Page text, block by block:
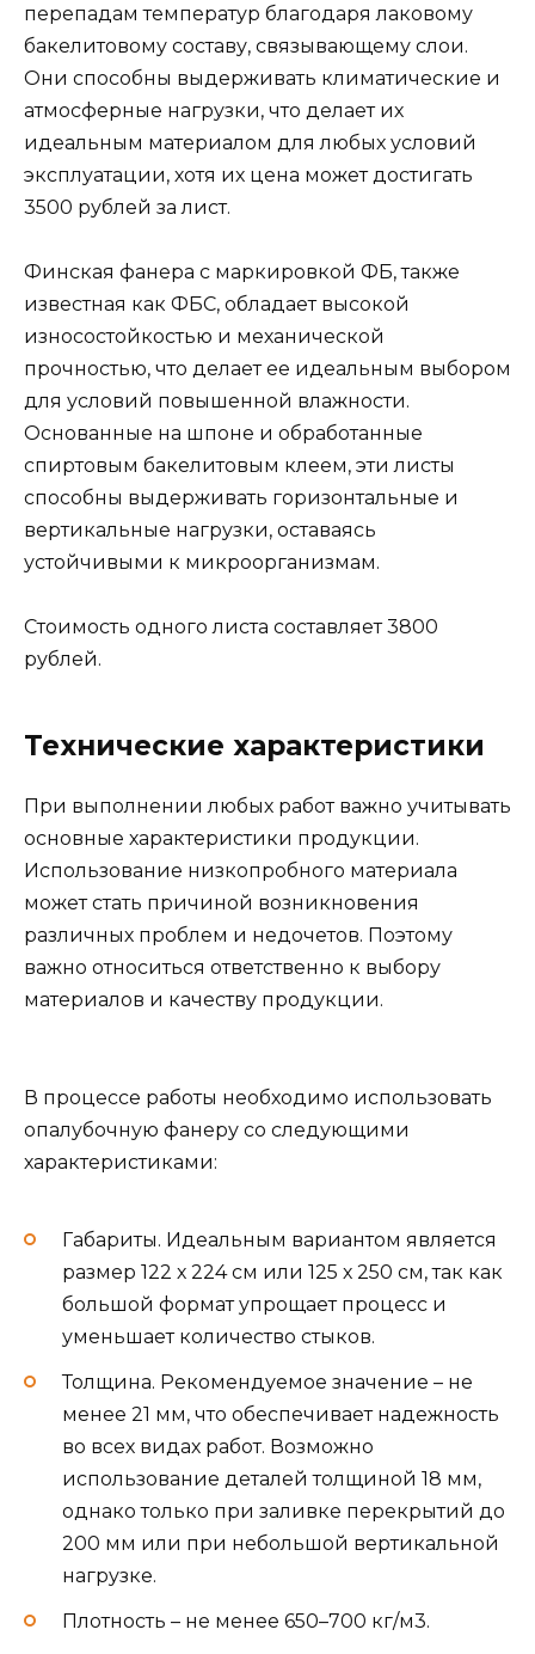
перепадам температур благодаря лаковому
бакелитовому составу, связывающему слои.
Они способны выдерживать климатические и
атмосферные нагрузки, что делает их
идеальным материалом для любых условий
эксплуатации, хотя их цена может достигать
3500 рублей за лист.
Финская фанера с маркировкой ФБ, также
известная как ФБС, обладает высокой
износостойкостью и механической
прочностью, что делает ее идеальным выбором
для условий повышенной влажности.
Основанные на шпоне и обработанные
спиртовым бакелитовым клеем, эти листы
способны выдерживать горизонтальные и
вертикальные нагрузки, оставаясь
устойчивыми к микроорганизмам.
Стоимость одного листа составляет 3800
рублей.
Технические характеристики
При выполнении любых работ важно учитывать
основные характеристики продукции.
Использование низкопробного материала
может стать причиной возникновения
различных проблем и недочетов. Поэтому
важно относиться ответственно к выбору
материалов и качеству продукции.
В процессе работы необходимо использовать
опалубочную фанеру со следующими
характеристиками:
Габариты. Идеальным вариантом является
размер 122 х 224 см или 125 х 250 см, так как
большой формат упрощает процесс и
уменьшает количество стыков.
Толщина. Рекомендуемое значение – не
менее 21 мм, что обеспечивает надежность
во всех видах работ. Возможно
использование деталей толщиной 18 мм,
однако только при заливке перекрытий до
200 мм или при небольшой вертикальной
нагрузке.
Плотность – не менее 650–700 кг/м3.